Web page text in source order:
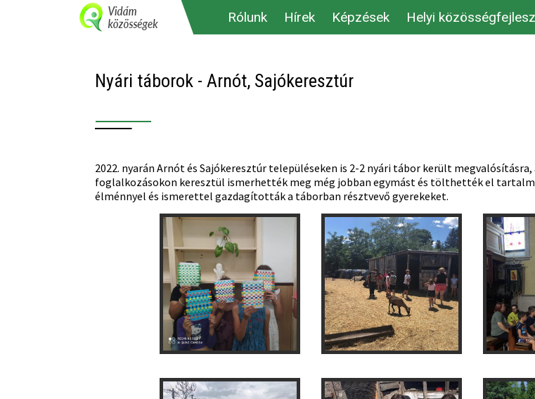
Rólunk Hírek Képzések Helyi
Nyári táborok - Arnót, Sajókeresztúr
2022. nyarán Arnót és Sajókeresztúr településeken is 2-2 nyári tábor került
foglalkozásokon keresztül ismerhették meg még jobban egymást és tölthették el
élménnyel és ismerettel gazdagították a táborban résztvevő gyerekeket.